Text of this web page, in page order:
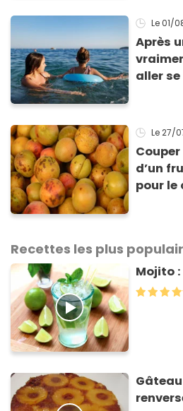
Le 01/
Après
aller
Le 27/
d’un
pour le
Recettes les plus
Mojito :